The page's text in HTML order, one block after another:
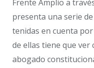
Frente Amplio a
presenta una serie
tenidas en cuenta
de ellas tiene que ver
abogado